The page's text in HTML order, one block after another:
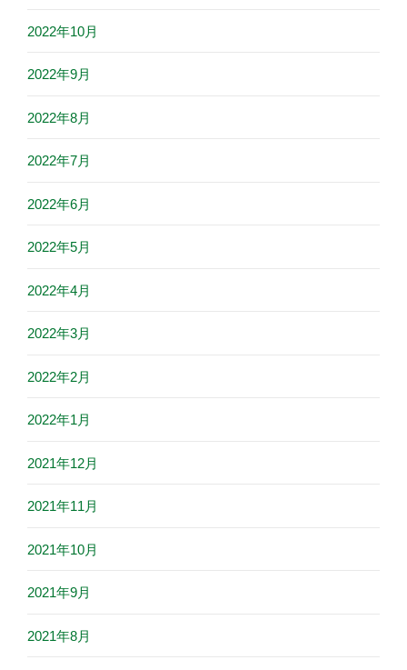
2022年10月
2022年9月
2022年8月
2022年7月
2022年6月
2022年5月
2022年4月
2022年3月
2022年2月
2022年1月
2021年12月
2021年11月
2021年10月
2021年9月
2021年8月